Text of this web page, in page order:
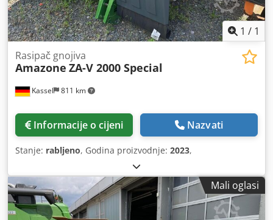
1 / 1
Kassel 811 km
Rasipač gnojiva
Amazone ZA-V 2000 Special
Informacije o cijeni Nazvati
Stanje: rabljeno, Godina proizvodnje: 2023,
Mali oglasi